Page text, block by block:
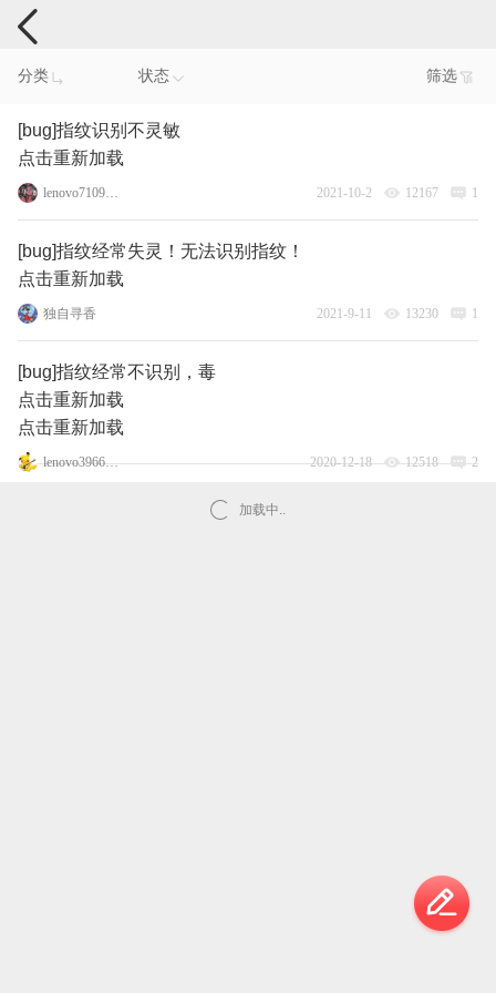
手机反馈
分类 状态 筛选
[bug]指纹识别不灵敏
点击重新加载
lenovo71091503 2021-10-2 12167 1
[bug]指纹经常失灵！无法识别指纹！
点击重新加载
独自寻香 2021-9-11 13230 1
[bug]指纹经常不识别，毒
点击重新加载
点击重新加载
lenovo3966401 2020-12-18 12518 2
加载中..